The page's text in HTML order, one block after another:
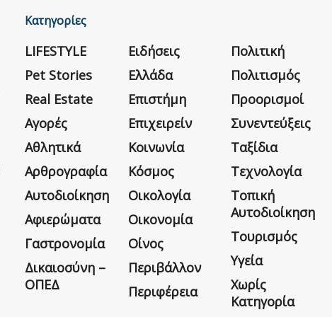
Κατηγορίες
LIFESTYLE
Pet Stories
Real Estate
Αγορές
Αθλητικά
Αρθρογραφία
Αυτοδιοίκηση
Αφιερώματα
Γαστρονομία
Δικαιοσύνη –
ΟΠΕΔ
Ειδήσεις
Ελλάδα
Επιστήμη
Επιχειρείν
Κοινωνία
Κόσμος
Οικολογία
Οικονομία
Οίνος
Περιβάλλον
Περιφέρεια
Πολιτική
Πολιτισμός
Προορισμοί
Συνεντεύξεις
Ταξίδια
Τεχνολογία
Τοπική
Αυτοδιοίκηση
Τουρισμός
Υγεία
Χωρίς
Κατηγορία